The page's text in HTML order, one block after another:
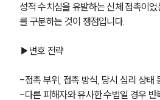
성적 수치심을 유발하는 신체 접촉이었
를 구분하는 것이 쟁점입니다.
▶변호 전략
-접촉 부위, 접촉 방식, 당시 심리 상태
-다른 피해자와 유사한 수법일 경우 반